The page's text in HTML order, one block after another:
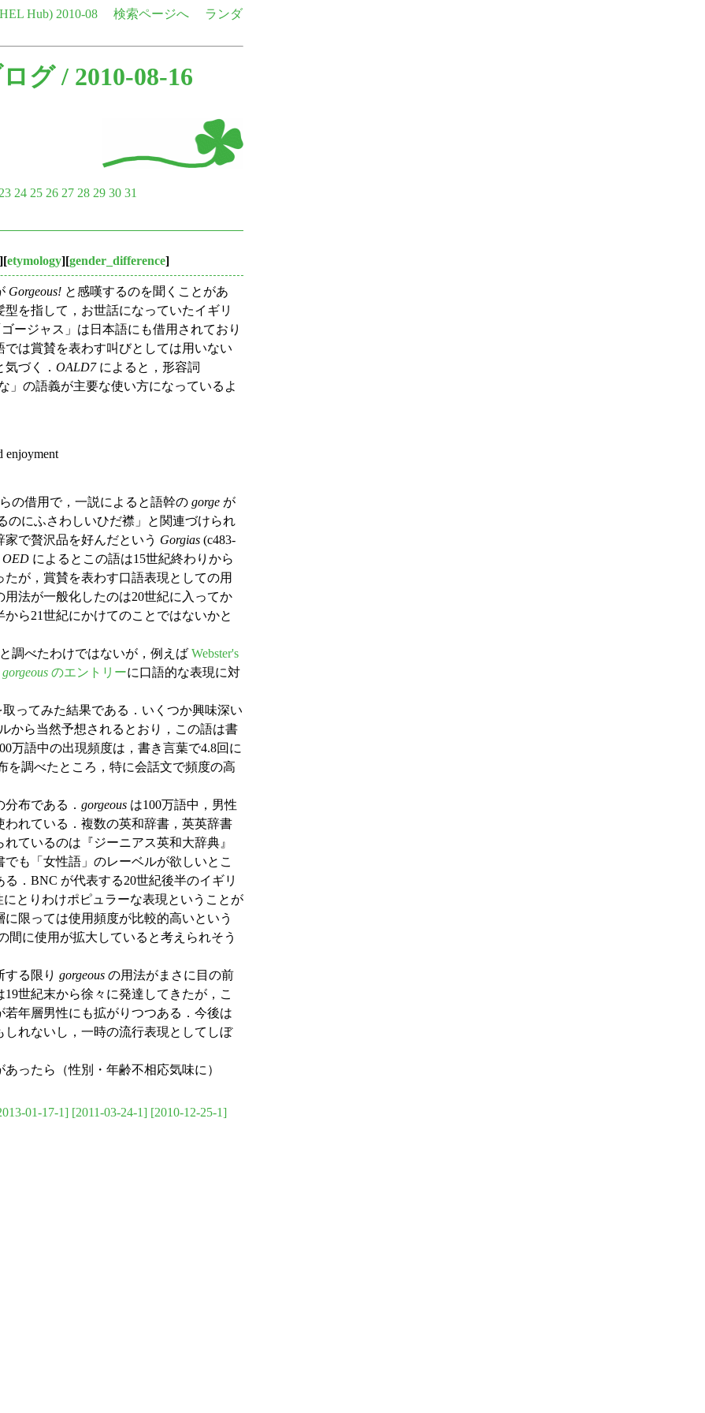
Hub) 2010-08 検索ページへ
ランダ
グ/ 2010-08-16
23 24 25 26 27 28 29 30 31
][etymology][gender_difference]
Gorgeous! と感嘆するのを聞くことがあ
を指して，お世話になっていたイギリ
ージャス」は日本語にも借用されており
では賞賛を表わす叫びとしては用いない
づく． OALD7によると，形容詞
」の語義が主要な使い方になっているよ
enjoyment
の借用で，一説によると語幹の gorge が
のにふさわしいひだ襟」と関連づけられ
で贅沢品を好んだという Gorgias (c483-
OED によるとこの語は15世紀終わりから
が，賞賛を表わす口語表現としての用
法が一般化したのは20世紀に入ってか
ら21世紀にかけてのことではないかと
調べたわけではないが，例えば Webster's
gorgeous のエントリーに口語的な表現に対
ってみた結果である．いくつか興味深い
から当然予想されるとおり，この語は書
万語中の出現頻度は，書き言葉で4.8回に
を調べたところ，特に会話文で頻度の高
布である． gorgeous は100万語中，男性
われている．複数の英和辞書，英英辞書
ているのは『ジーニアス英和大辞典』
も「女性語」のレーベルが欲しいとこ
．BNC が代表する20世紀後半のイギリ
にとりわけポピュラーな表現ということが
限っては使用頻度が比較的高いという
間に使用が拡大していると考えられそう
る限り gorgeous の用法がまさに目の前
世紀末から徐々に発達してきたが，こ
年層男性にも拡がりつつある．今後は
れないし，一時の流行表現としてしぼ
ったら（性別・年齢不相応気味に）
01-17-1] [2011-03-24-1] [2010-12-25-1]